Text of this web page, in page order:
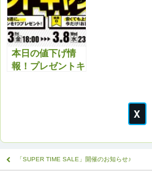
本日の値下げ情
報！プレゼントキ
「SUPER TIME SALE」開催のお知らせ♪